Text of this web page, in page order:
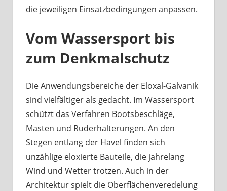
die jeweiligen Einsatzbedingungen anpassen.
Vom Wassersport bis
zum Denkmalschutz
Die Anwendungsbereiche der Eloxal-Galvanik
sind vielfältiger als gedacht. Im Wassersport
schützt das Verfahren Bootsbeschläge,
Masten und Ruderhalterungen. An den
Stegen entlang der Havel finden sich
unzählige eloxierte Bauteile, die jahrelang
Wind und Wetter trotzen. Auch in der
Architektur spielt die Oberflächenveredelung